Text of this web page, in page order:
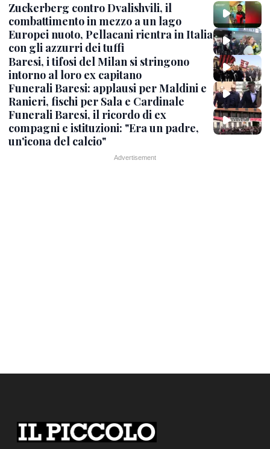
Zuckerberg contro Dvalishvili, il
combattimento in mezzo a un lago
Europei nuoto, Pellacani rientra in Italia
con gli azzurri dei tuffi
Baresi, i tifosi del Milan si stringono
intorno al loro ex capitano
Funerali Baresi: applausi per Maldini e
Ranieri, fischi per Sala e Cardinale
Funerali Baresi, il ricordo di ex
compagni e istituzioni: "Era un padre,
un'icona del calcio"